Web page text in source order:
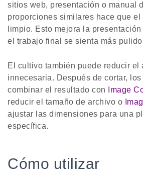
sitios web, presentación o manual
proporciones similares hace que el
limpio. Esto mejora la
el trabajo final se sienta más
El cultivo también puede reducir el
innecesaria. Después de cortar,
combinar el resultado con
Image
reducir el tamaño de archivo o
ajustar las dimensiones para una
específica.
Cómo utilizar